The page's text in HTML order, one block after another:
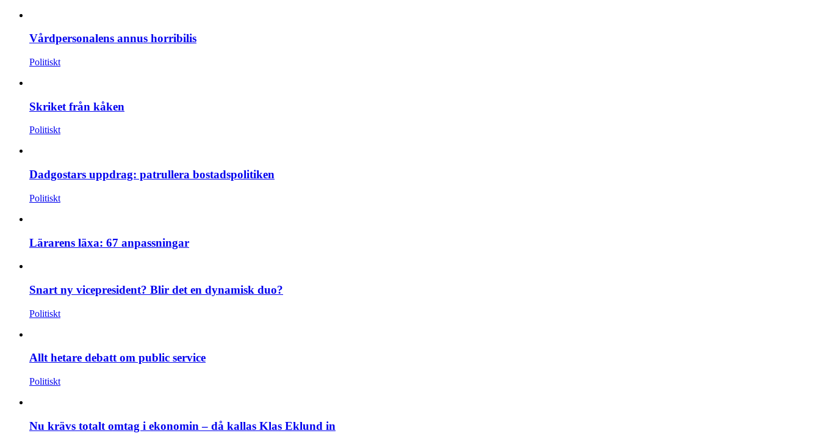
Vårdpersonalens annus horribilis
Politiskt
Skriket från kåken
Politiskt
Dadgostars uppdrag: patrullera bostadspolitiken
Politiskt
Lärarens läxa: 67 anpassningar
Snart ny vicepresident? Blir det en dynamisk duo?
Politiskt
Allt hetare debatt om public service
Politiskt
Nu krävs totalt omtag i ekonomin – då kallas Klas Eklund in